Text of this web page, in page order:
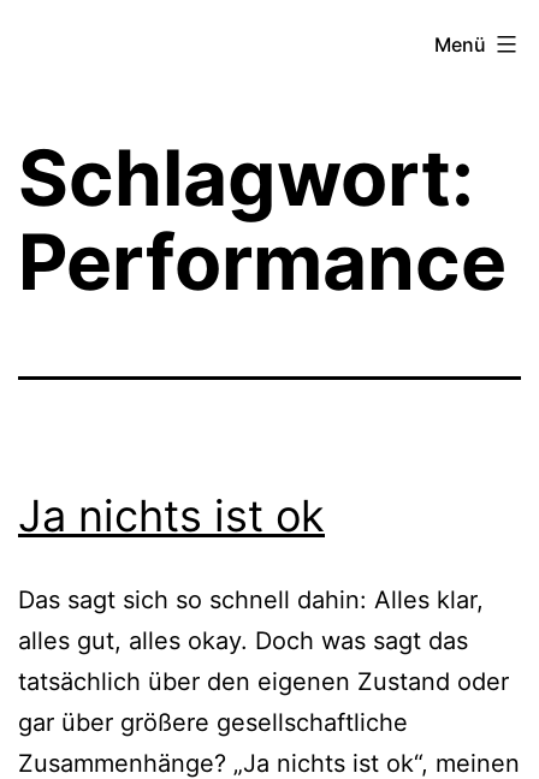
Menü
Schlagwort:
Performance
Ja nichts ist ok
Das sagt sich so schnell dahin: Alles klar,
alles gut, alles okay. Doch was sagt das
tatsächlich über den eigenen Zustand oder
gar über größere gesellschaftliche
Zusammenhänge? „Ja nichts ist ok“, meinen